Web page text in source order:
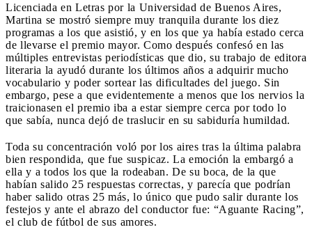
Licenciada en Letras por la Universidad de Buenos Aires,
Martina se mostró siempre muy tranquila durante los diez
programas a los que asistió, y en los que ya había estado cerca
de llevarse el premio mayor. Como después confesó en las
múltiples entrevistas periodísticas que dio, su trabajo de editora
literaria la ayudó durante los últimos años a adquirir mucho
vocabulario y poder sortear las dificultades del juego. Sin
embargo, pese a que evidentemente a menos que los nervios la
traicionasen el premio iba a estar siempre cerca por todo lo
que sabía, nunca dejó de traslucir en su sabiduría humildad.
Toda su concentración voló por los aires tras la última palabra
bien respondida, que fue suspicaz. La emoción la embargó a
ella y a todos los que la rodeaban. De su boca, de la que
habían salido 25 respuestas correctas, y parecía que podrían
haber salido otras 25 más, lo único que pudo salir durante los
festejos y ante el abrazo del conductor fue: “Aguante Racing”,
el club de fútbol de sus amores.